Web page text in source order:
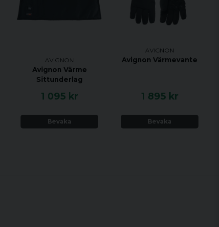
AVIGNON
Avignon Värme
Sittunderlag
1 095 kr
Bevaka
AVIGNON
Avignon Värmevante
1 895 kr
Bevaka